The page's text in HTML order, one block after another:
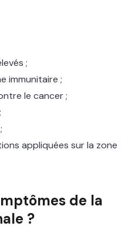
;
immunitaire ;
le cancer ;
appliquées sur la zone
de la
?